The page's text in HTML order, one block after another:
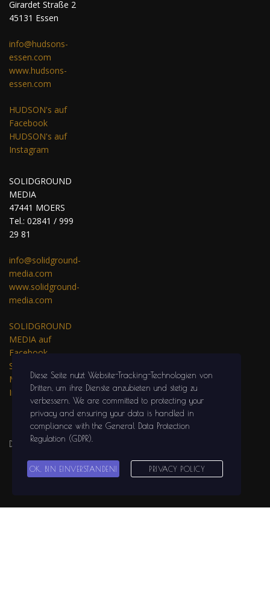
Girardet Straße 2
45131 Essen
info@hudsons-
essen.com
www.hudsons-
essen.com
HUDSON's auf
Facebook
HUDSON's auf
Instagram
SOLIDGROUND
MEDIA
47441 MOERS
Tel.: 02841 / 999
29 81
info@solidground-
media.com
www.solidground-
media.com
SOLIDGROUND
MEDIA auf
Facebook
SOLIDGROUND
MEDIA auf
Instagram
Datenschutzerklärung
Diese Seite nutzt Website-Tracking-Technologien von
Dritten, um ihre Dienste anzubieten und stetig zu
verbessern . We are committed to protecting your
privacy and ensuring your data is handled in
compliance with the General Data Protection
Regulation (GDPR)
OK, BIN EINVERSTANDEN! PRIVACY POLICY